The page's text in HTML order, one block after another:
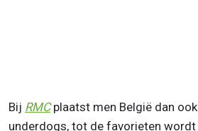
Bij RMCplaatst men België dan
underdogs, tot de favorieten